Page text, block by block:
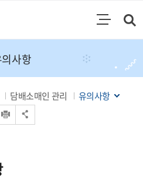
사항
담배소매인 관리 유의사항